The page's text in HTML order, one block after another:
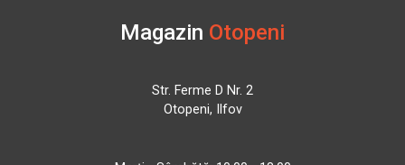
Magazin Otopeni
Str. Ferme D Nr. 2
Otopeni, Ilfov